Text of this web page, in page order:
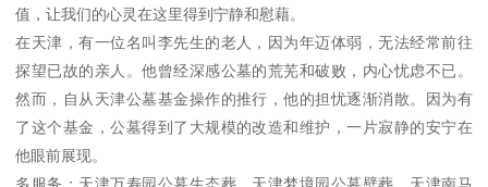
值，让我们的心灵在这里得到宁静和慰藉。
在天津，有一位名叫李先生的老人，因为年迈体弱，无法经常前往
探望已故的亲人。他曾经深感公墓的荒芜和破败，内心忧虑不已。
然而，自从天津公墓基金操作的推行，他的担忧逐渐消散。因为有
了这个基金，公墓得到了大规模的改造和维护，一片寂静的安宁在
他眼前展现。